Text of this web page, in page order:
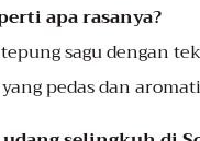
apa rasanya?
sagu dengan
pedas dan